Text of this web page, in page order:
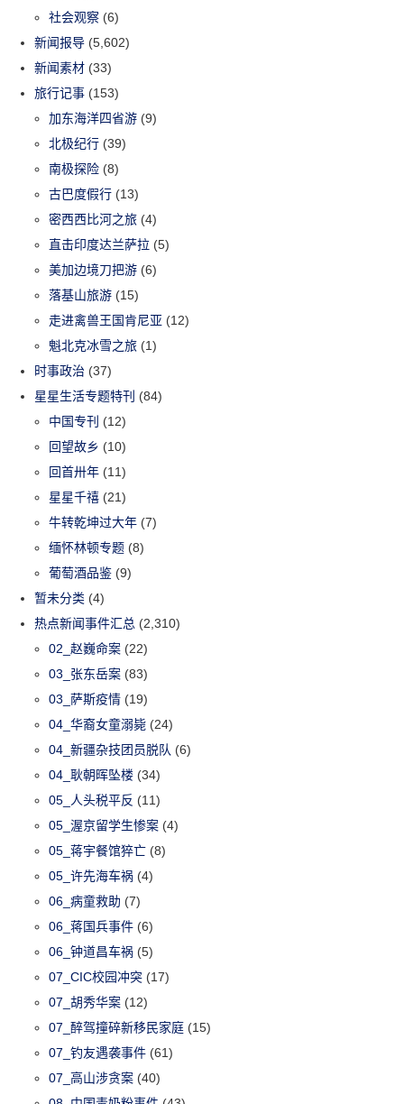
社会观察 (6)
新闻报导 (5,602)
新闻素材 (33)
旅行记事 (153)
加东海洋四省游 (9)
北极纪行 (39)
南极探险 (8)
古巴度假行 (13)
密西西比河之旅 (4)
直击印度达兰萨拉 (5)
美加边境刀把游 (6)
落基山旅游 (15)
走进禽兽王国肯尼亚 (12)
魁北克冰雪之旅 (1)
时事政治 (37)
星星生活专题特刊 (84)
中国专刊 (12)
回望故乡 (10)
回首卅年 (11)
星星千禧 (21)
牛转乾坤过大年 (7)
缅怀林顿专题 (8)
葡萄酒品鉴 (9)
暂未分类 (4)
热点新闻事件汇总 (2,310)
02_赵巍命案 (22)
03_张东岳案 (83)
03_萨斯疫情 (19)
04_华裔女童溺毙 (24)
04_新疆杂技团员脱队 (6)
04_耿朝晖坠楼 (34)
05_人头税平反 (11)
05_渥京留学生惨案 (4)
05_蒋宇餐馆猝亡 (8)
05_许先海车祸 (4)
06_病童救助 (7)
06_蒋国兵事件 (6)
06_钟道昌车祸 (5)
07_CIC校园冲突 (17)
07_胡秀华案 (12)
07_醉驾撞碎新移民家庭 (15)
07_钓友遇袭事件 (61)
07_高山涉贪案 (40)